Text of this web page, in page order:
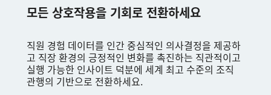
모든 상호작용을 기회로 전환하세요
직원 경험 데이터를 인간 중심적인 의사결정을 제공하
고 직장 환경의 긍정적인 변화를 촉진하는 직관적이고
실행 가능한 인사이트 덕분에 세계 최고 수준의 조직
관행의 기반으로 전환하세요.